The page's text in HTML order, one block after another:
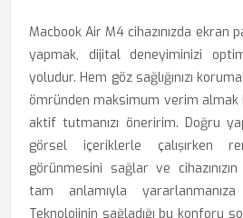
Macbook Air M4 cihazınızda ekran
yapmak, dijital deneyiminizi
yoludur. Hem göz sağlığınızı
ömründen maksimum verim almak
aktif tutmanızı öneririm. Doğru
görsel içeriklerle çalışırken
görünmesini sağlar ve
tam anlamıyla
Teknolojinin sağladığı bu konforu